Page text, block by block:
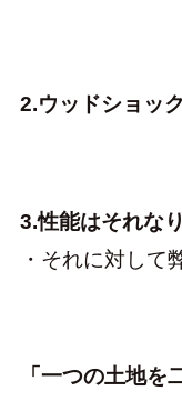
2.ウッドショッ
3.性能はそれな
・それに対し
「一つの土地を